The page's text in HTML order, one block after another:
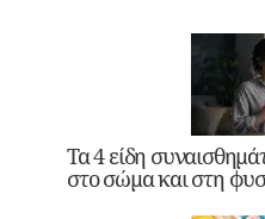
Τα 4 είδη
στο σώμα και στη